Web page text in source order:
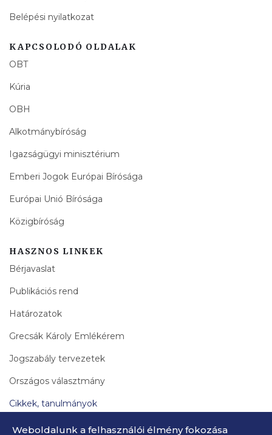
Belépési nyilatkozat
KAPCSOLODÓ OLDALAK
OBT
Kúria
OBH
Alkotmánybíróság
Igazságügyi minisztérium
Emberi Jogok Európai Bírósága
Európai Unió Bírósága
Közigbíróság
HASZNOS LINKEK
Bérjavaslat
Publikációs rend
Határozatok
Grecsák Károly Emlékérem
Jogszabály tervezetek
Országos választmány
Cikkek, tanulmányok
Bírák Lapja Archívum
Weboldalunk a felhasználói élmény fokozása